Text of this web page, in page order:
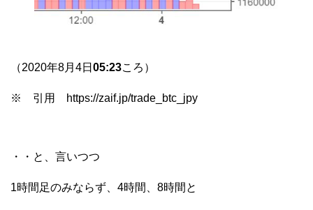
（2020年8月4日 05:23ころ）
※ 引用 https://zaif.jp/trade_btc_jpy
・・と、言いつつ
1時間足のみならず、4時間、8時間と